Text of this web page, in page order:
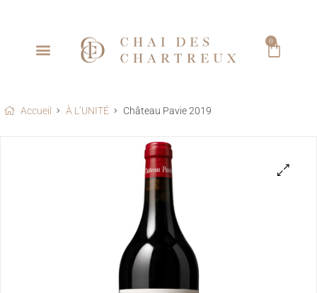
0
Accueil À L’UNITÉ Château Pavie 2019